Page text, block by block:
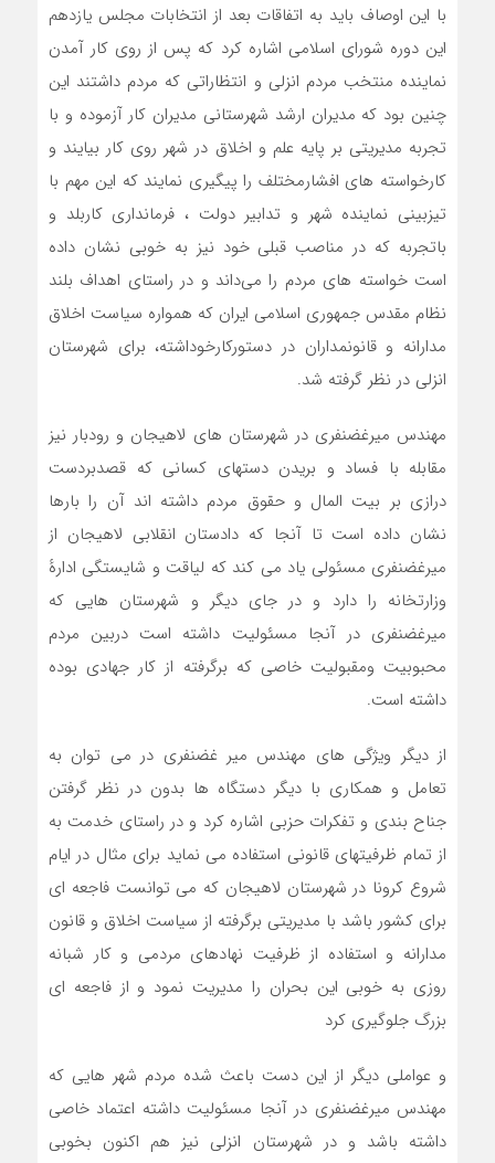
با این اوصاف باید به اتفاقات بعد از انتخابات مجلس یازدهم
این دوره شورای اسلامی اشاره کرد که پس از روی کار آمدن
نماینده منتخب مردم انزلی و انتظاراتی که مردم داشتند این
چنین بود که مدیران ارشد شهرستانی مدیران کار آزموده و با
تجربه مدیریتی بر پایه علم و اخلاق در شهر روی کار بیایند و
کارخواسته های افشارمختلف را پیگیری نمایند که این مهم با
تیزبینی نماینده شهر و تدابیر دولت ، فرمانداری کاربلد و
باتجربه که در مناصب قبلی خود نیز به خوبی نشان داده
است خواسته های مردم را می‌داند و در راستای اهداف بلند
نظام مقدس جمهوری اسلامی ایران که همواره سیاست اخلاق
مدارانه و قانونمداران در دستورکارخوداشته، برای شهرستان
انزلی در نظر گرفته شد.
مهندس میرغضنفری در شهرستان های لاهیجان و رودبار نیز
مقابله با فساد و بریدن دستهای کسانی که قصدبردست
درازی بر بیت المال و حقوق مردم داشته اند آن را بارها
نشان داده است تا آنجا که دادستان انقلابی لاهیجان از
میرغضنفری مسئولی یاد می کند که لیاقت و شایستگی ادارهٔ
وزارتخانه را دارد و در جای دیگر و شهرستان هایی که
میرغضنفری در آنجا مسئولیت داشته است دربین مردم
محبوبیت ومقبولیت خاصی که برگرفته از کار جهادی بوده
داشته است.
از دیگر ویژگی های مهندس میر غضنفری در می توان به
تعامل و همکاری با دیگر دستگاه ها بدون در نظر گرفتن
جناح بندی و تفکرات حزبی اشاره کرد و در راستای خدمت به
از تمام ظرفیتهای قانونی استفاده می نماید برای مثال در ایام
شروع کرونا در شهرستان لاهیجان که می توانست فاجعه ای
برای کشور باشد با مدیریتی برگرفته از سیاست اخلاق و قانون
مدارانه و استفاده از ظرفیت نهادهای مردمی و کار شبانه
روزی به خوبی این بحران را مدیریت نمود و از فاجعه ای
بزرگ جلوگیری کرد
و عواملی دیگر از این دست باعث شده مردم شهر هایی که
مهندس میرغضنفری در آنجا مسئولیت داشته اعتماد خاصی
داشته باشد و در شهرستان انزلی نیز هم اکنون بخوبی